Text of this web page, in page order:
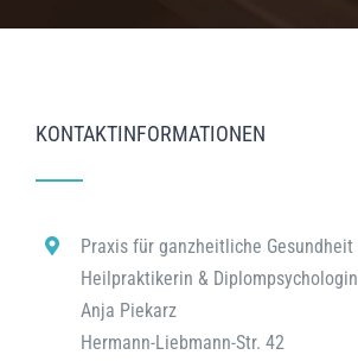
KONTAKTINFORMATIONEN
Praxis für ganzheitliche Gesundheit
Heilpraktikerin & Diplompsychologin
Anja Piekarz
Hermann-Liebmann-Str. 42